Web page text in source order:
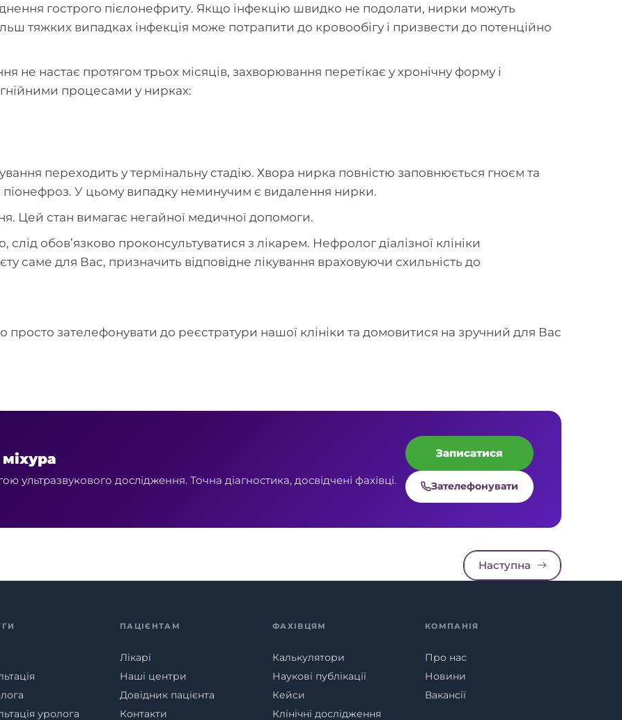
гострого пієлонефриту. Якщо інфекцію швидко не подолати, нирки можуть
тяжких випадках інфекція може потрапити до кровообігу і призвести до потенційно
не настає протягом трьох місяців, захворювання перетікає у хронічну форму і
процесами у нирках:
переходить у термінальну стадію. Хвора нирка повністю заповнюється гноєм та
піонефроз. У цьому випадку неминучим є видалення нирки.
Цей стан вимагає негайної медичної допомоги.
обов’язково проконсультуватися з лікарем. Нефролог діалізної клініки
саме для Вас, призначить відповідне лікування враховуючи схильність до
просто зателефонувати до реєстратури нашої клініки та домовитися на зручний для Вас
ультразвукового дослідження. Точна діагностика, досвідчені фахівці.
Записатися
Зателефонувати
Наступна
уролога
ПАЦІЄНТАМ
Лікарі
Наші центри
Довідник пацієнта
Контакти
ФАХІВЦЯМ
Калькулятори
Наукові публікації
Кейси
Клінічні дослідження
КОМПАНІЯ
Про нас
Новини
Вакансії